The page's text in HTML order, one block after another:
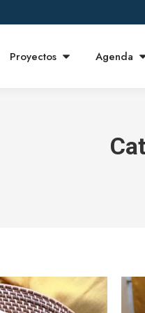
Proyectos Agenda